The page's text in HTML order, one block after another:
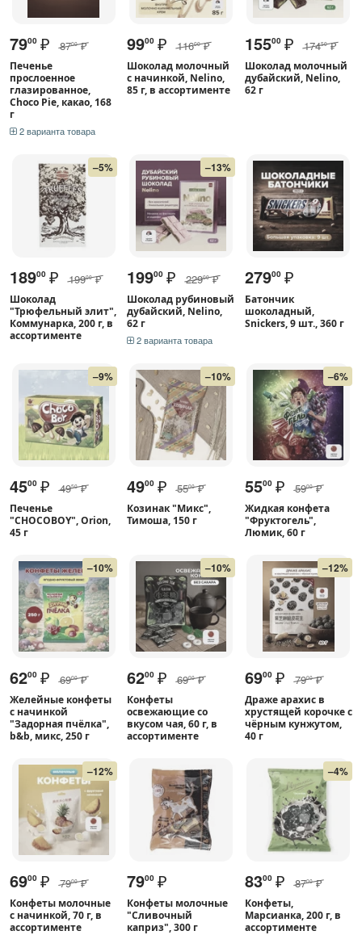
7900 ₽ 8700 ₽
Печенье
прослоенное
глазированное,
Choco Pie, какао, 168
г
2 варианта товара
9900 ₽ 11600 ₽
Шоколад молочный
с начинкой, Nelino,
85 г, в ассортименте
15500 ₽ 17450 ₽
Шоколад молочный
дубайский, Nelino,
62 г
–5%
18900 ₽ 19900 ₽
Шоколад
"Трюфельный элит",
Коммунарка, 200 г, в
ассортименте
–13%
19900 ₽ 22900 ₽
Шоколад рубиновый
дубайский, Nelino,
62 г
2 варианта товара
27900 ₽
Батончик
шоколадный,
Snickers, 9 шт., 360 г
–9%
4500 ₽ 4950 ₽
Печенье
"CHOCOBOY", Orion,
45 г
–10%
4900 ₽ 5500 ₽
Козинак "Микс",
Тимоша, 150 г
–6%
5500 ₽ 5900 ₽
Жидкая конфета
"Фруктогель",
Люмик, 60 г
–10%
6200 ₽ 6900 ₽
Желейные конфеты
с начинкой
"Задорная пчёлка",
b&b, микс, 250 г
–10%
6200 ₽ 6900 ₽
Конфеты
освежающие со
вкусом чая, 60 г, в
ассортименте
–12%
6900 ₽ 7900 ₽
Драже арахис в
хрустящей корочке с
чёрным кунжутом,
40 г
–12%
6900 ₽ 7900 ₽
Конфеты молочные
с начинкой, 70 г, в
ассортименте
7900 ₽
Конфеты молочные
"Сливочный
каприз", 300 г
–4%
8300 ₽ 8700 ₽
Конфеты,
Марсианка, 200 г, в
ассортименте